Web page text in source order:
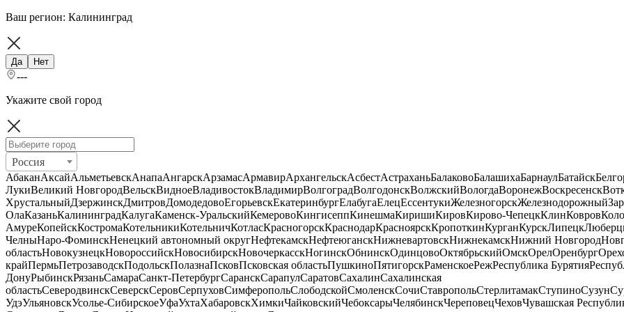
Ваш регион: Калининград
Да Нет
---
Укажите свой город
Россия
АбаканАксайАльметьевскАнапаАнгарскАрзамасАрмавирАрхангельскАсбестАстраханьБалаковоБалашихаБарнаулБатайск
ЛукиВеликий НовгородВельскВидноеВладивостокВладимирВолгоградВолгодонскВолжскийВологдаВоронежВоскресенск
ХрустальныйДзержинскДмитровДомодедовоЕгорьевскЕкатеринбургЕлабугаЕлецЕссентукиЖелезногорскЖелезнодорожный
ОлаКазаньКалининградКалугаКаменск-УральскийКемеровоКингисеппКинешмаКиришиКировКирово-ЧепецкКлинКовров
АмуреКопейскКостромаКотельникиКотельничКотласКрасногорскКраснодарКрасноярскКропоткинКурганКурскЛипецк
ЧелныНаро-ФоминскНенецкий автономный округНефтекамскНефтеюганскНижневартовскНижнекамскНижний Новгород
областьНовокузнецкНовороссийскНовосибирскНовочеркасскНогинскОбнинскОдинцовоОктябрьскийОмскОрелОренбург
крайПермьПетрозаводскПодольскПолазнаПсковПсковская областьПушкиноПятигорскРаменскоеРежРеспублика Бурятия
ДонуРыбинскРязаньСамараСанкт-ПетербургСаранскСарапулСаратовСахалинСахалинская
областьСеверодвинскСеверскСеровСерпуховСимферопольСлободскойСмоленскСочиСтавропольСтерлитамакСтупиноСузун
УдэУльяновскУсолье-СибирскоеУфаУхтаХабаровскХимкиЧайковскийЧебоксарыЧелябинскЧереповецЧеховЧувашская